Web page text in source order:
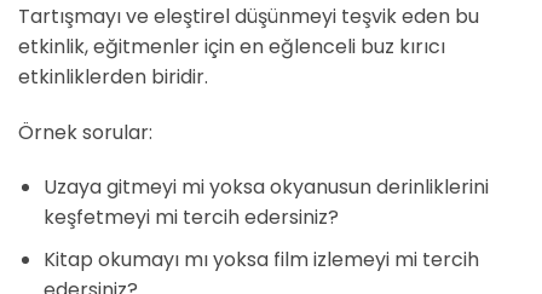
Tartışmayı ve eleştirel düşünmeyi teşvik eden bu
etkinlik, eğitmenler için en eğlenceli buz kırıcı
etkinliklerden biridir.
Örnek sorular:
Uzaya gitmeyi mi yoksa okyanusun derinliklerini
keşfetmeyi mi tercih edersiniz?
Kitap okumayı mı yoksa film izlemeyi mi tercih